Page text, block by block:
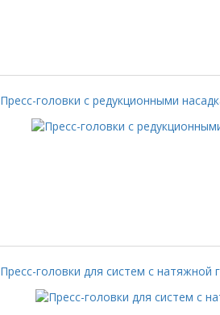
Пресс-головки с редукционными
Пресс-головки для систем с натяжной